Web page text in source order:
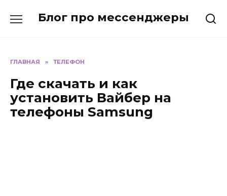
Блог про мессенджеры
ГЛАВНАЯ » ТЕЛЕФОН
Где скачать и как
установить Вайбер на
телефоны Samsung